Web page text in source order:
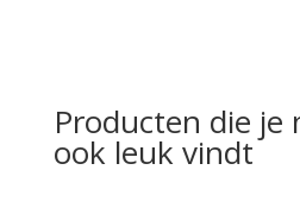
Producten die je
ook leuk vindt